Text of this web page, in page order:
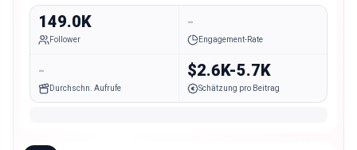
149.0K
Follower
-
Engagement-Rate
-
Durchschn. Aufrufe
$2.6K-5.7K
Schätzung pro Beitrag